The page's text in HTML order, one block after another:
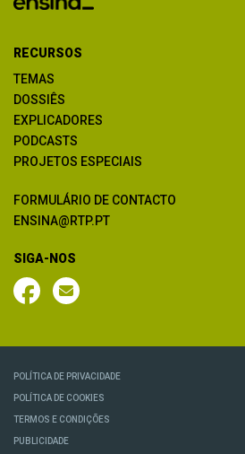
RECURSOS
TEMAS
DOSSIÊS
EXPLICADORES
PODCASTS
PROJETOS ESPECIAIS
FORMULÁRIO DE CONTACTO
ENSINA@RTP.PT
SIGA-NOS
POLÍTICA DE PRIVACIDADE
POLÍTICA DE COOKIES
TERMOS E CONDIÇÕES
PUBLICIDADE